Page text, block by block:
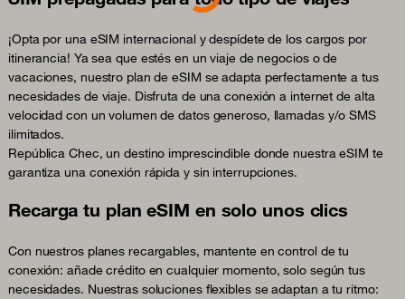
¡Opta por una eSIM internacional y despídete de los cargos por
itinerancia! Ya sea que estés en un viaje de negocios o de
vacaciones, nuestro plan de eSIM se adapta perfectamente a tus
necesidades de viaje. Disfruta de una conexión a internet de alta
velocidad con un volumen de datos generoso, llamadas y/o SMS
ilimitados.
República Chec, un destino imprescindible donde nuestra eSIM te
garantiza una conexión rápida y sin interrupciones.
Recarga tu plan eSIM en solo unos clics
Con nuestros planes recargables, mantente en control de tu
conexión: añade crédito en cualquier momento, solo según tus
necesidades. Nuestras soluciones flexibles se adaptan a tu ritmo: